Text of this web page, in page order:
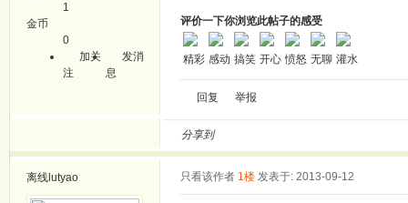
1
金币
0
加关
注
发消
息
评价一下你浏览此帖子的感受
精彩 感动 搞笑 开心 愤怒 无聊 灌水
回复 举报
分享到
离线 lutyao 只看该作者 1楼 发表于: 2013-09-12